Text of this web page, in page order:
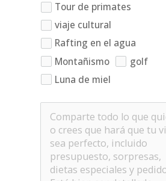
Tour de primates
viaje cultural
Rafting en el agua
Montañismo
golf
Luna de miel